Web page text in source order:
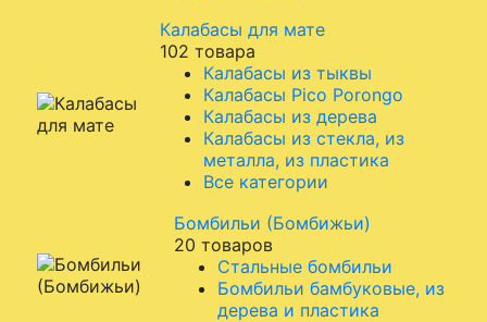
Калабасы для мате
102 товара
Калабасы из тыквы
Калабасы Pico Porongo
Калабасы из дерева
Калабасы из стекла, из
металла, из пластика
Все категории
Бомбильи (Бомбижьи)
20 товаров
Стальные бомбильи
Бомбильи бамбуковые, из
дерева и пластика